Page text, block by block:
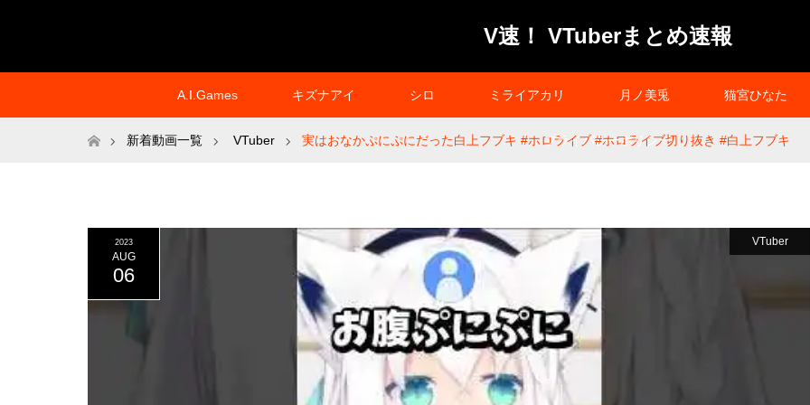
V速！ VTuberまとめ速報
A.I.Games キズナアイ シロ ミライアカリ 月ノ美兎 猫宮ひなた
プライバシーポリシー
ホーム新着動画一覧 VTuber 実はおなかぷにぷにだった白上フブキ #ホロライブ #ホロライブ切り抜き #白上フブキ
2023
AUG
06
VTuber